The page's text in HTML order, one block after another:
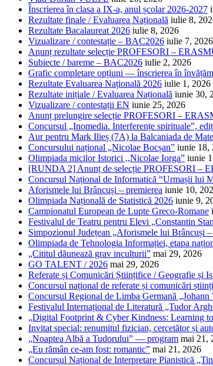
Înscrierea în clasa a IX-a, anul școlar 2026-2027
Rezultate finale / Evaluarea Națională iulie 8,
Rezultate Bacalaureat 2026 iulie 8, 2026
Vizualizare / contestație – BAC2026 iulie 7, 2026
Anunț rezultate selecție PROFESORI –
Subiecte / bareme – BAC2026 iulie 2, 2026
Grafic completare opțiuni — înscrierea în
Rezultate Evaluarea Națională 2026 iulie 1, 2026
Rezultate inițiale / Evaluarea Națională iunie 30,
Vizualizare / contestații EN iunie 25, 2026
Anunț prelungire selecție PROFESORI –
Concursul „Inomedia. Interferențe spirituale”,
Aur pentru Mark Ilieș (7A) la Balcaniada de
Concursului național „Nicolae Bocșan” iunie 18,
Olimpiada micilor Istorici ,,Nicolae Iorga” iunie
[RUNDA 2] Anunț de selecție PROFESORI –
Concursul Național de Informatică “Urmașii lui
Aforismele lui Brâncuși – premierea iunie 10,
Olimpiada Națională de Statistică 2026 iunie 9,
Campionatul European de Lupte Greco-Romane
Festivalul de Teatru pentru Elevi „Constantin
Simpozionul Județean „Aforismele lui Brâncuși
Olimpiada de Tehnologia Informației, etapa
„Cititul dăunează grav inculturii” mai 29, 2026
GO TALENT / 2026 mai 29, 2026
Referate și Comunicări Științifice / Geografie și
Concursul național de referate și comunicări
Concursul Regional de Limba Germană „Johann
Festivalul Internațional de Literatură „Tudor
„Digital Footprint & Cyber Kindness: Learning
Invitat special: renumitul fizician, cercetător și
„Noaptea Albă a Tudorului” — program mai 21,
„Eu rămân ce-am fost: romantic” mai 21, 2026
Concursul Național de Interpretare Pianistică